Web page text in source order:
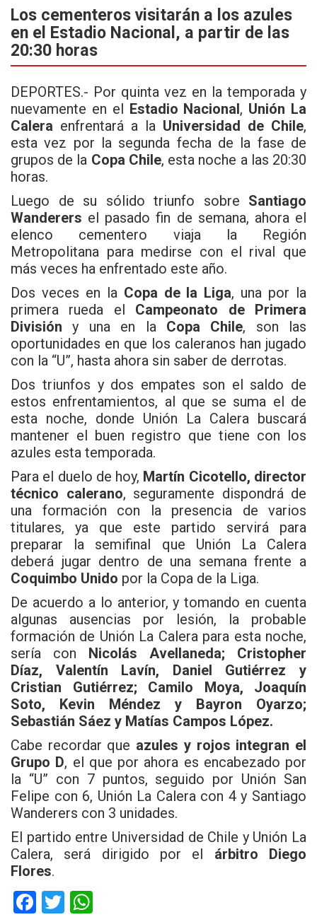
ce
b
o
o
k
tt
er
at
s
A
p
p
Los cementeros visitarán a los azules
en el Estadio Nacional, a partir de las
20:30 horas
DEPORTES.- Por quinta vez en la temporada y
nuevamente en el Estadio Nacional, Unión La
Calera enfrentará a la Universidad de Chile,
esta vez por la segunda fecha de la fase de
grupos de la Copa Chile, esta noche a las 20:30
horas.
Luego de su sólido triunfo sobre Santiago
Wanderers el pasado fin de semana, ahora el
elenco cementero viaja la Región
Metropolitana para medirse con el rival que
más veces ha enfrentado este año.
Dos veces en la Copa de la Liga, una por la
primera rueda el Campeonato de Primera
División y una en la Copa Chile, son las
oportunidades en que los caleranos han jugado
con la “U”, hasta ahora sin saber de derrotas.
Dos triunfos y dos empates son el saldo de
estos enfrentamientos, al que se suma el de
esta noche, donde Unión La Calera buscará
mantener el buen registro que tiene con los
azules esta temporada.
Para el duelo de hoy, Martín Cicotello, director
técnico calerano, seguramente dispondrá de
una formación con la presencia de varios
titulares, ya que este partido servirá para
preparar la semifinal que Unión La Calera
deberá jugar dentro de una semana frente a
Coquimbo Unido por la Copa de la Liga.
De acuerdo a lo anterior, y tomando en cuenta
algunas ausencias por lesión, la probable
formación de Unión La Calera para esta noche,
sería con Nicolás Avellaneda; Cristopher
Díaz, Valentín Lavín, Daniel Gutiérrez y
Cristian Gutiérrez; Camilo Moya, Joaquín
Soto, Kevin Méndez y Bayron Oyarzo;
Sebastián Sáez y Matías Campos López.
Cabe recordar que azules y rojos integran el
Grupo D, el que por ahora es encabezado por
la “U” con 7 puntos, seguido por Unión San
Felipe con 6, Unión La Calera con 4 y Santiago
Wanderers con 3 unidades.
El partido entre Universidad de Chile y Unión La
Calera, será dirigido por el árbitro Diego
Flores.
F
T